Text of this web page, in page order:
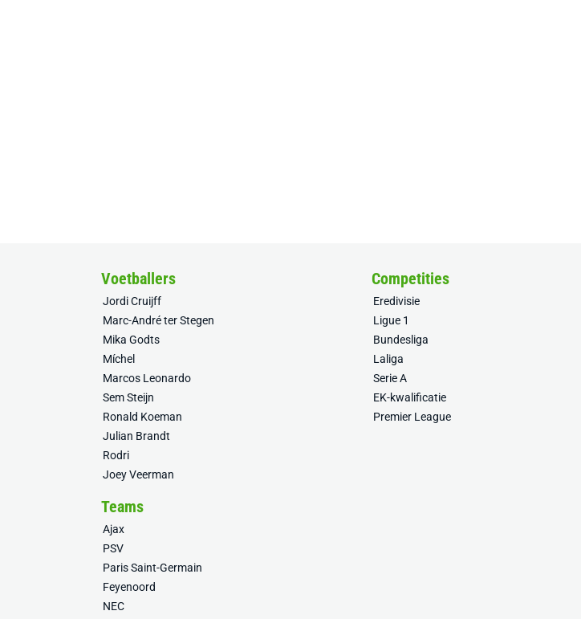
Voetballers
Jordi Cruijff
Marc-André ter Stegen
Mika Godts
Míchel
Marcos Leonardo
Sem Steijn
Ronald Koeman
Julian Brandt
Rodri
Joey Veerman
Competities
Eredivisie
Ligue 1
Bundesliga
Laliga
Serie A
EK-kwalificatie
Premier League
Teams
Ajax
PSV
Paris Saint-Germain
Feyenoord
NEC